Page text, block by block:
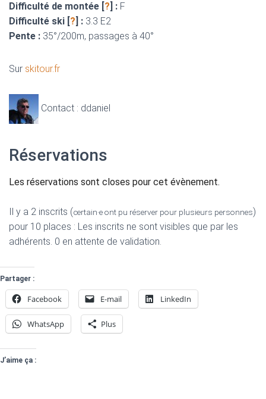
Difficulté de montée [?] : F
Difficulté ski [?] : 3.3 E2
Pente : 35°/200m, passages à 40°
Sur skitour.fr
Contact : ddaniel
Réservations
Les réservations sont closes pour cet évènement.
Il y a 2 inscrits (certain·e ont pu réserver pour plusieurs personnes)
pour 10 places : Les inscrits ne sont visibles que par les
adhérents. 0 en attente de validation.
Partager :
Facebook E-mail LinkedIn
WhatsApp Plus
J’aime ça :